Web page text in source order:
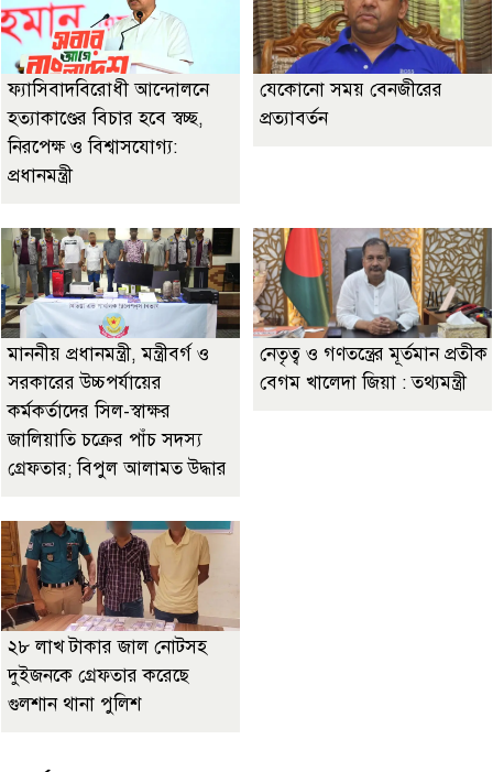
ফ্যাসিবাদবিরোধী আন্দোলনে
হত্যাকাণ্ডের বিচার হবে স্বচ্ছ,
নিরপেক্ষ ও বিশ্বাসযোগ্য:
প্রধানমন্ত্রী
যেকোনো সময় বেনজীরের
প্রত্যাবর্তন
মাননীয় প্রধানমন্ত্রী, মন্ত্রীবর্গ ও
সরকারের উচ্চপর্যায়ের
কর্মকর্তাদের সিল-স্বাক্ষর
জালিয়াতি চক্রের পাঁচ সদস্য
গ্রেফতার; বিপুল আলামত উদ্ধার
নেতৃত্ব ও গণতন্ত্রের মূর্তমান প্রতীক
বেগম খালেদা জিয়া : তথ্যমন্ত্রী
২৮ লাখ টাকার জাল নোটসহ
দুইজনকে গ্রেফতার করেছে
গুলশান থানা পুলিশ